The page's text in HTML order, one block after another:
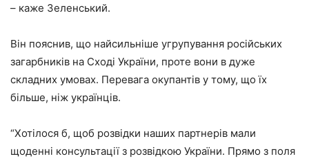
– каже Зеленський.
Він пояснив, що найсильніше угрупування російських
загарбників на Сході України, проте вони в дуже
складних умовах. Перевага окупантів у тому, що їх
більше, ніж українців.
“Хотілося б, щоб розвідки наших партнерів мали
щоденні консультації з розвідкою України. Прямо з поля